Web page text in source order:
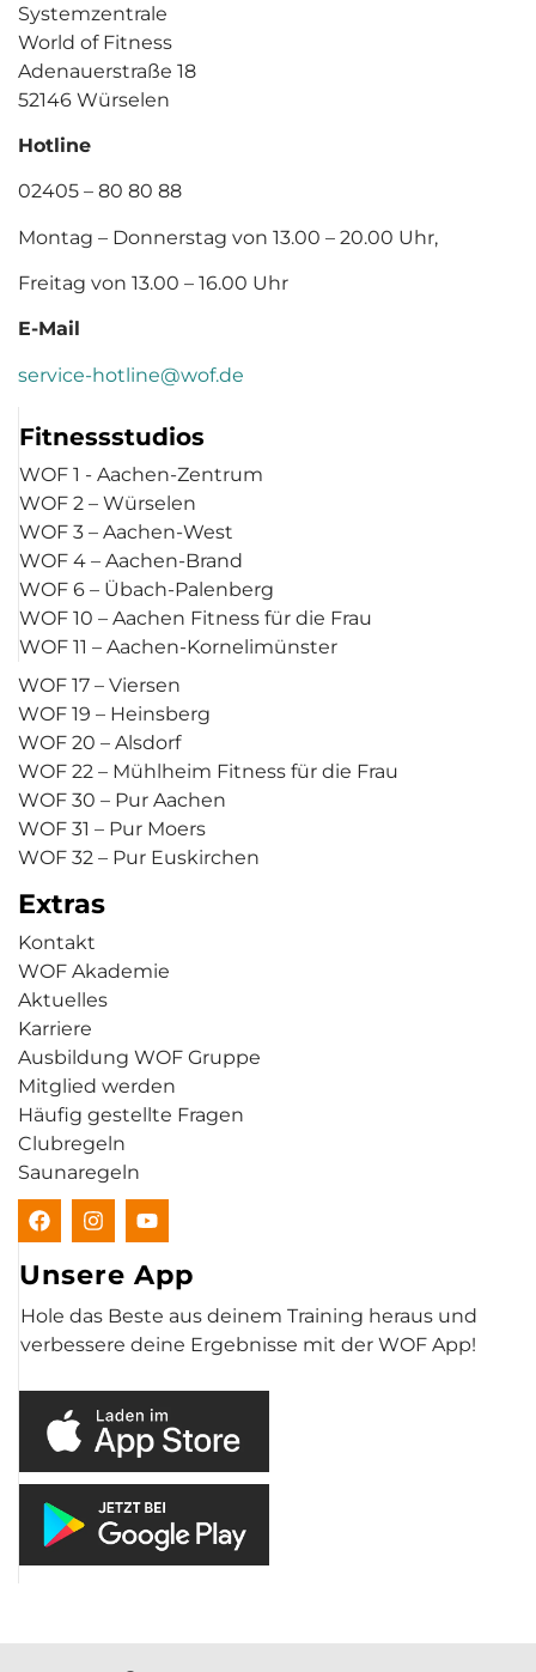
Systemzentrale
World of Fitness
Adenauerstraße 18
52146 Würselen
Hotline
02405 – 80 80 88
Montag – Donnerstag von 13.00 – 20.00 Uhr,
Freitag von 13.00 – 16.00 Uhr
E-Mail
service-hotline@wof.de
Fitnessstudios
WOF 1 - Aachen-Zentrum
WOF 2 – Würselen
WOF 3 – Aachen-West
WOF 4 – Aachen-Brand
WOF 6 – Übach-Palenberg
WOF 10 – Aachen Fitness für die Frau
WOF 11 – Aachen-Kornelimünster
WOF 17 – Viersen
WOF 19 – Heinsberg
WOF 20 – Alsdorf
WOF 22 – Mühlheim Fitness für die Frau
WOF 30 – Pur Aachen
WOF 31 – Pur Moers
WOF 32 – Pur Euskirchen
Extras
Kontakt
WOF Akademie
Aktuelles
Karriere
Ausbildung WOF Gruppe
Mitglied werden
Häufig gestellte Fragen
Clubregeln
Saunaregeln
Unsere App
Hole das Beste aus deinem Training heraus und
verbessere deine Ergebnisse mit der WOF App!